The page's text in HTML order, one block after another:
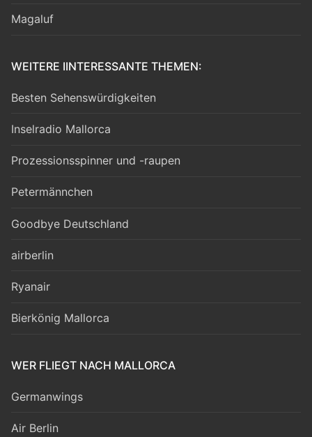
Magaluf
WEITERE IINTERESSANTE THEMEN:
Besten Sehenswürdigkeiten
Inselradio Mallorca
Prozessionsspinner und -raupen
Petermännchen
Goodbye Deutschland
airberlin
Ryanair
Bierkönig Mallorca
WER FLIEGT NACH MALLORCA
Germanwings
Air Berlin